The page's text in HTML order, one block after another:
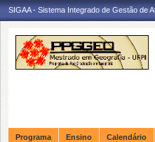
SIGAA - Sistema Integrado de Gestão de
Programa Ensino Calendário